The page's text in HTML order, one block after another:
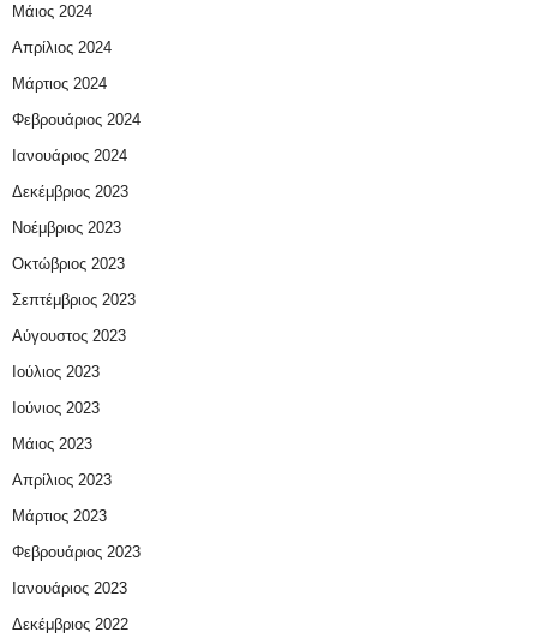
Μάιος 2024
Απρίλιος 2024
Μάρτιος 2024
Φεβρουάριος 2024
Ιανουάριος 2024
Δεκέμβριος 2023
Νοέμβριος 2023
Οκτώβριος 2023
Σεπτέμβριος 2023
Αύγουστος 2023
Ιούλιος 2023
Ιούνιος 2023
Μάιος 2023
Απρίλιος 2023
Μάρτιος 2023
Φεβρουάριος 2023
Ιανουάριος 2023
Δεκέμβριος 2022